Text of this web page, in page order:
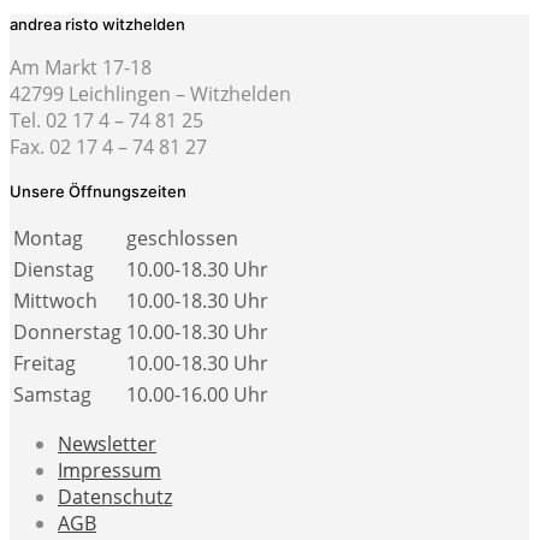
andrea risto witzhelden
Am Markt 17-18
42799 Leichlingen – Witzhelden
Tel. 02 17 4 – 74 81 25
Fax. 02 17 4 – 74 81 27
Unsere Öffnungszeiten
Montag
geschlossen
Dienstag
10.00-18.30 Uhr
Mittwoch
10.00-18.30 Uhr
Donnerstag 10.00-18.30 Uhr
Freitag
10.00-18.30 Uhr
Samstag
10.00-16.00 Uhr
Newsletter
Impressum
Datenschutz
AGB